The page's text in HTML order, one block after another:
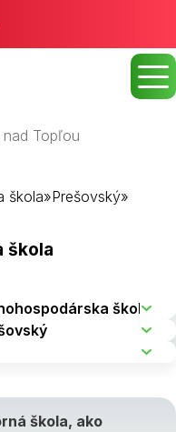
Topľou
škola»Prešovský»
škola
škola, ako